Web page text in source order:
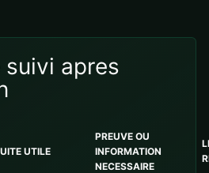
suivi apres
UTILE
PREUVE OU
INFORMATION
NECESSAIRE